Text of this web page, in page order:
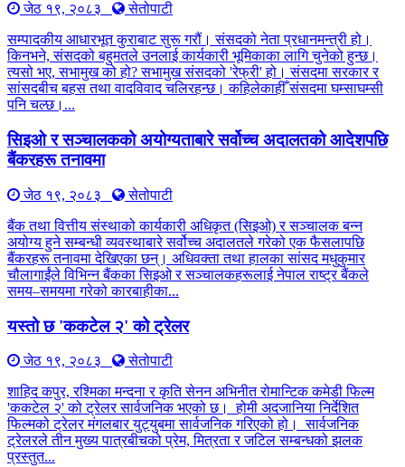
जेठ १९, २०८३
सेतोपाटी
सम्पादकीय आधारभूत कुराबाट सुरू गरौं। संसदको नेता प्रधानमन्त्री हो।
किनभने, संसदको बहुमतले उनलाई कार्यकारी भूमिकाका लागि चुनेको हुन्छ।
त्यसो भए, सभामुख को हो? सभामुख संसदको 'रेफ्री' हो। संसदमा सरकार र
सांसदबीच बहस तथा वादविवाद चलिरहन्छ। कहिलेकाहीँ संसदमा घम्साघम्सी
पनि चल्छ।...
सिइओ र सञ्चालकको अयोग्यताबारे सर्वोच्च अदालतको आदेशपछि
बैंकरहरू तनावमा
जेठ १९, २०८३
सेतोपाटी
बैंक तथा वित्तीय संस्थाको कार्यकारी अधिकृत (सिइओ) र सञ्चालक बन्न
अयोग्य हुने सम्बन्धी व्यवस्थाबारे सर्वोच्च अदालतले गरेको एक फैसलापछि
बैंकरहरू तनावमा देखिएका छन्। अधिवक्ता तथा हालका सांसद मधुकुमार
चौलागाईंले विभिन्न बैंकका सिइओ र सञ्चालकहरूलाई नेपाल राष्ट्र बैंकले
समय–समयमा गरेको कारबाहीका...
यस्तो छ 'ककटेल २' को ट्रेलर
जेठ १९, २०८३
सेतोपाटी
शाहिद कपुर, रश्मिका मन्दना र कृति सेनन अभिनीत रोमान्टिक कमेडी फिल्म
'ककटेल २' को ट्रेलर सार्वजनिक भएको छ। होमी अदजानिया निर्देशित
फिल्मको ट्रेलर मंगलबार युट्युबमा सार्वजनिक गरिएको हो। सार्वजनिक
ट्रेलरले तीन मुख्य पात्रबीचको प्रेम, मित्रता र जटिल सम्बन्धको झलक
प्रस्तुत...